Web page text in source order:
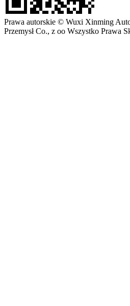
Prawa autorskie © Wuxi Xinming
Przemysł Co., z oo Wszystko Prawa